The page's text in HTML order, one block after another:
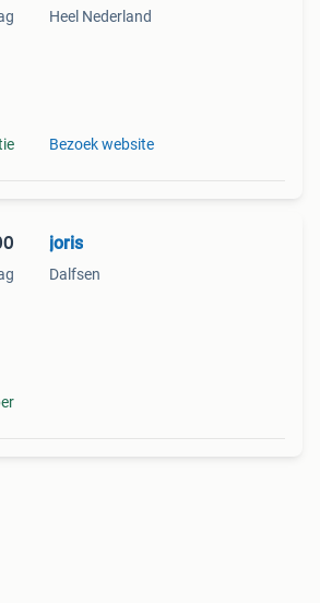
Heel Nederland
Bezoek website
joris
Dalfsen